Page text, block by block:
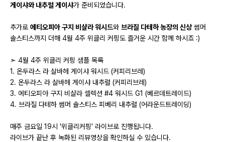
게이샤와 내추럴 게이샤가 준비되었습니다.
추가로 에티오피아 구지 비샬라 워시드와 브라질 다테하 농장의 신상썸머
솔스티스까지 더해 4월 4주 위클리 커핑도 즐거운 시간 함께 하시죠 :)
➣ 4월 4주 위클리 커핑 샘플 목록
1. 온두라스 라 살바헤 게이샤 워시드 (커피리브레)
2. 온두라스 라 살바헤 게이샤 내추럴 (커피리브레)
3. 에티오피아 구지 비샬라 셀렉션 #4 워시드 G1 (베르데트레이드)
4. 브라질 다테하 썸머 솔스티스 피베리 내추럴 (어라운드트레이딩)
매주 금요일 19시 '위클리커핑' 라이브로 진행됩니다.
라이브가 끝난 후 녹화된 리뷰영상을 확인하실 수 있습니다.